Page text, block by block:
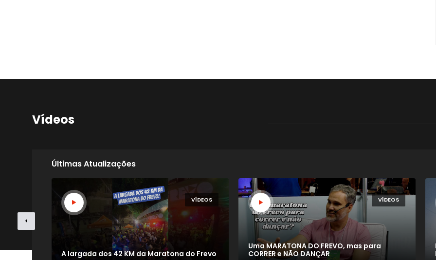
Vídeos
Últimas Atualizações
A largada dos 42 KM da Maratona do Frevo
VÍDEOS
Uma MARATONA DO FREVO, mas para
CORRER e NÃO DANÇAR
VÍDEOS